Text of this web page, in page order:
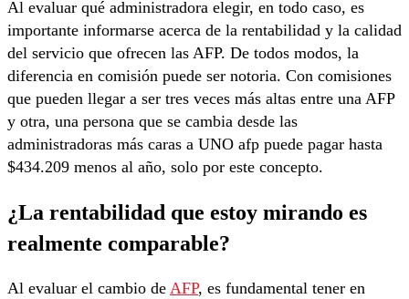
Al evaluar qué administradora elegir, en todo caso, es
importante informarse acerca de la rentabilidad y la calidad
del servicio que ofrecen las AFP. De todos modos, la
diferencia en comisión puede ser notoria. Con comisiones
que pueden llegar a ser tres veces más altas entre una AFP
y otra, una persona que se cambia desde las
administradoras más caras a UNO afp puede pagar hasta
$434.209 menos al año, solo por este concepto.
¿La rentabilidad que estoy mirando es
realmente comparable?
Al evaluar el cambio de AFP, es fundamental tener en